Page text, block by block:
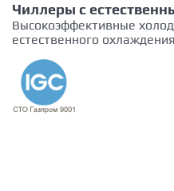
Чиллеры с
Высокоэффективные
естественного